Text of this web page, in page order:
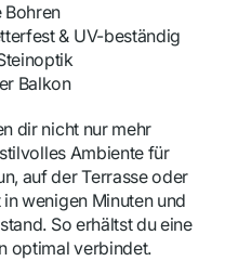
Bohren
& UV-beständig
Balkon
dir nicht nur mehr
Ambiente für
auf der Terrasse oder
wenigen Minuten und
So erhältst du eine
optimal verbindet.